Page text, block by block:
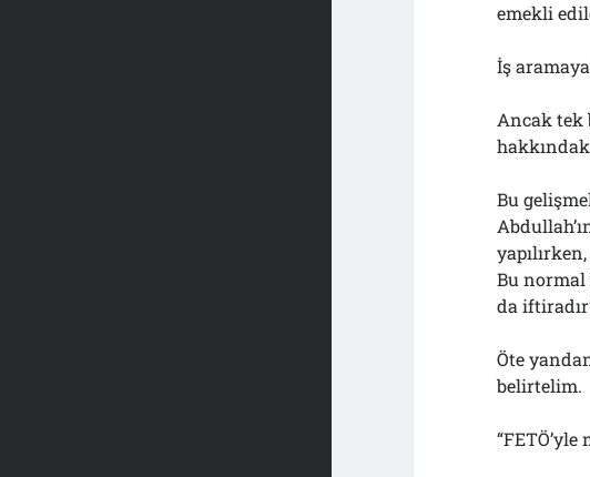
emekli
İş
Ancak tek
Bu
Bu normal
da
Öte
belirtelim.